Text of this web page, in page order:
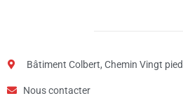
Bâtiment Colbert, Chemin Vingt
Nous contacter